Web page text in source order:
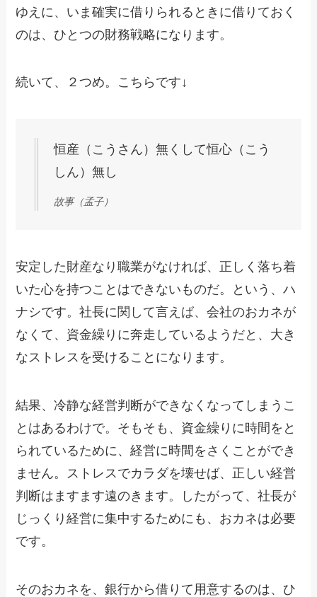
ゆえに、いま確実に借りられるときに借りておく
のは、ひとつの財務戦略になります。
続いて、２つめ。こちらです↓
恒産（こうさん）無くして恒心（こう
しん）無し
故事（孟子）
安定した財産なり職業がなければ、正しく落ち着
いた心を持つことはできないものだ。という、ハ
ナシです。社長に関して言えば、会社のおカネが
なくて、資金繰りに奔走しているようだと、大き
なストレスを受けることになります。
結果、冷静な経営判断ができなくなってしまうこ
とはあるわけで。そもそも、資金繰りに時間をと
られているために、経営に時間をさくことができ
ません。ストレスでカラダを壊せば、正しい経営
判断はますます遠のきます。したがって、社長が
じっくり経営に集中するためにも、おカネは必要
です。
そのおカネを、銀行から借りて用意するのは、ひ